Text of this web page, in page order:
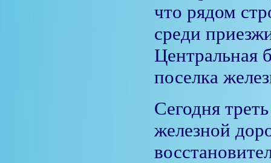
что рядом
среди
Центральная
поселка
Сегодня
железной